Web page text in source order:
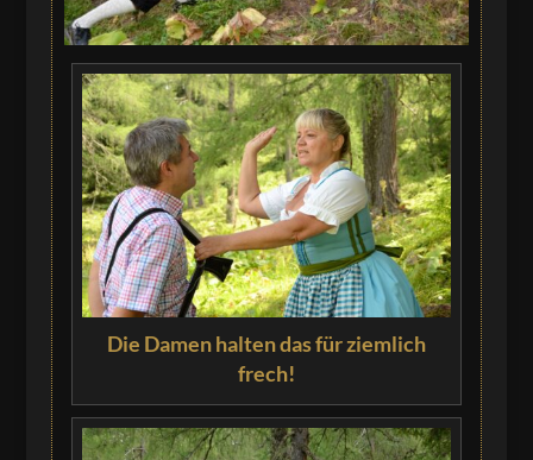
Die Damen halten das für ziemlich
frech!